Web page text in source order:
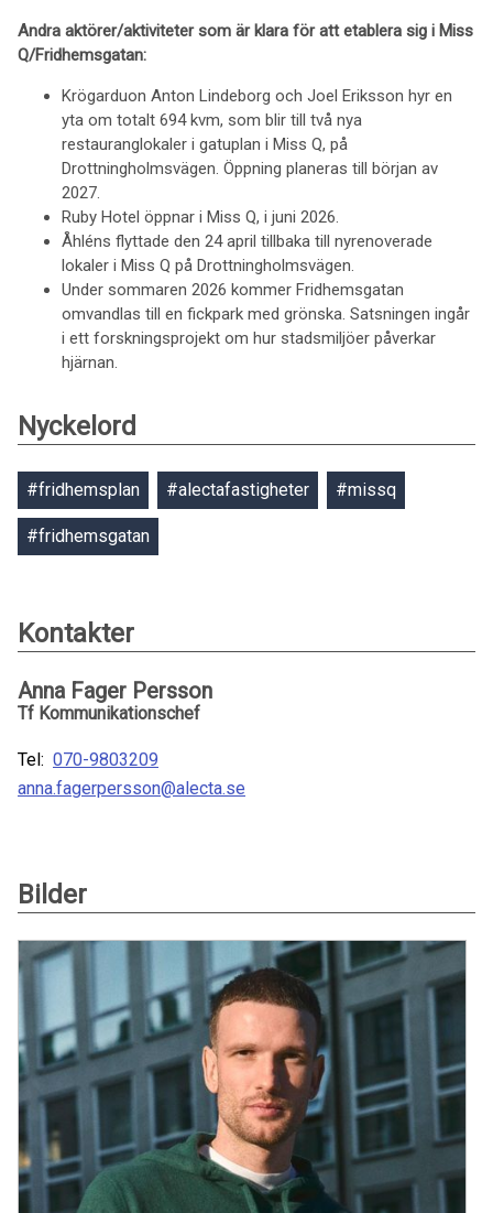
Andra aktörer/aktiviteter som är klara för att etablera sig i Miss
Q/Fridhemsgatan:
Krögarduon Anton Lindeborg och Joel Eriksson hyr en
yta om totalt 694 kvm, som blir till två nya
restauranglokaler i gatuplan i Miss Q, på
Drottningholmsvägen. Öppning planeras till början av
2027.
Ruby Hotel öppnar i Miss Q, i juni 2026.
Åhléns flyttade den 24 april tillbaka till nyrenoverade
lokaler i Miss Q på Drottningholmsvägen.
Under sommaren 2026 kommer Fridhemsgatan
omvandlas till en fickpark med grönska. Satsningen ingår
i ett forskningsprojekt om hur stadsmiljöer påverkar
hjärnan.
Nyckelord
#fridhemsplan #alectafastigheter #missq
#fridhemsgatan
Kontakter
Anna Fager Persson
Tf Kommunikationschef
Tel: 070-9803209
anna.fagerpersson@alecta.se
Bilder